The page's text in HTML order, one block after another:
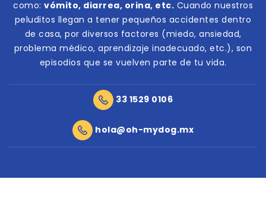
como: vómito, diarrea, orina, etc. Cuando nuestros
peluditos llegan a tener pequeños accidentes dentro
de casa, por diversos factores (miedo, ansiedad,
problema médico, aprendizaje inadecuado, etc.), son
episodios que se vuelven parte de tu vida.
33 1529 0106
hola@oh-mydog.mx